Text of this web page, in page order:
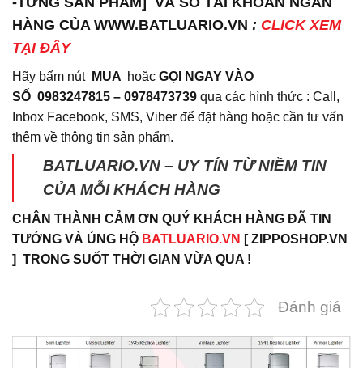
HÀNG CỦA WWW.BATLUARIO.VN : CLICK XEM
TẠI ĐÂY
Hãy bấm nút MUA hoặc GỌI NGAY VÀO
SỐ 0983247815 – 0978473739 qua các hình thức : Call,
Inbox Facebook, SMS, Viber để đặt hàng hoặc cần tư vấn
thêm về thông tin sản phẩm.
BATLUARIO.VN – UY TÍN TỪ NIỀM TIN
CỦA MỖI KHÁCH HÀNG
CHÂN THÀNH CẢM ƠN QUÝ KHÁCH HÀNG ĐÃ TIN
TƯỞNG VÀ ỦNG HỘ BATLUARIO.VN [ ZIPPOSHOP.VN
] TRONG SUỐT THỜI GIAN VỪA QUA !
Đánh giá